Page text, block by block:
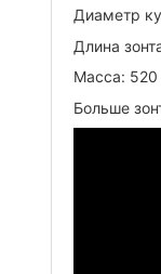
Диаметр
Длина
Масса:
Больше